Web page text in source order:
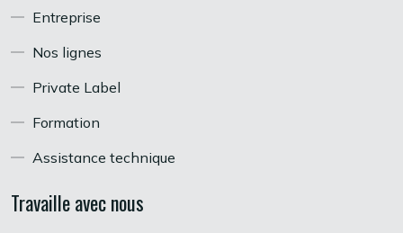
Entreprise
Nos lignes
Private Label
Formation
Assistance technique
Travaille avec nous